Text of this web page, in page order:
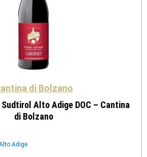
di Bolzano
Alto Adige DOC – Cantina
di Bolzano
Adige